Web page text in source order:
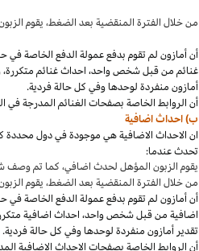
من خلال الفترة المنقضية بعد الضغط، يقوم
أن أمازون لم تقوم بدفع عمولة الدفع الخاصة
غنائم من قبل شخصواحد، احداث غنائم متكررة،
أمازون منفردة لوحدها وفي كل حالة فردية.
أن الروابط الخاصة بصفحات الغنائم المدرجة
ب) احداث اضافية
ان الاحداث الاضافية هي موجودة في دول محددة
تحدث عندما:
يقوم الزبون المؤهل لحدث اضافي،كما تم وصف
من خلال الفترة المنقضية بعد الضغط، يقوم
أن أمازون لم تقوم بدفع عمولة الدفع الخاصة
اضافية من قبل شخصواحد، احداث اضافية
تقدير أمازون منفردة لوحدها وفي كل حالة فردية.
أن الروابط الخاصة بصفحات الاحداث الاضافية